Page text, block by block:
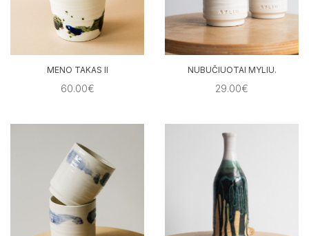
MENO TAKAS II
60.00€
NUBUČIUOTAI MYLIU.
29.00€